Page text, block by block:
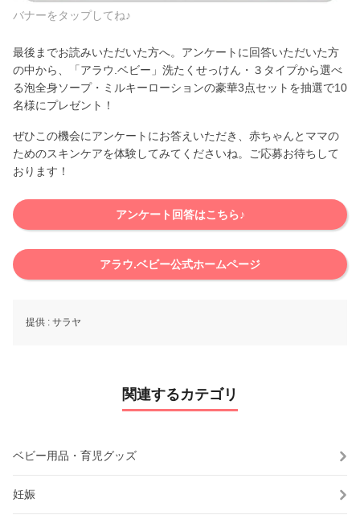
バナーをタップしてね♪
最後までお読みいただいた方へ。アンケートに回答いただいた方
の中から、「アラウ.ベビー」洗たくせっけん・３タイプから選べ
る泡全身ソープ・ミルキーローションの豪華3点セットを抽選で10
名様にプレゼント！
ぜひこの機会にアンケートにお答えいただき、赤ちゃんとママの
ためのスキンケアを体験してみてくださいね。ご応募お待ちして
おります！
アンケート回答はこちら♪
アラウ.ベビー公式ホームページ
提供 : サラヤ
関連するカテゴリ
ベビー用品・育児グッズ
妊娠